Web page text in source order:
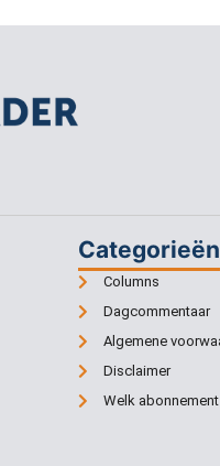
Categorieën
Columns
Dagcommentaar
Algemene
Disclaimer
Welk